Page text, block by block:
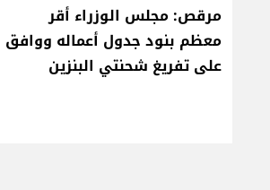
مرقص: مجلس الوزراء أقر
معظم بنود جدول أعماله ووافق
على تفريغ شحنتي البنزين